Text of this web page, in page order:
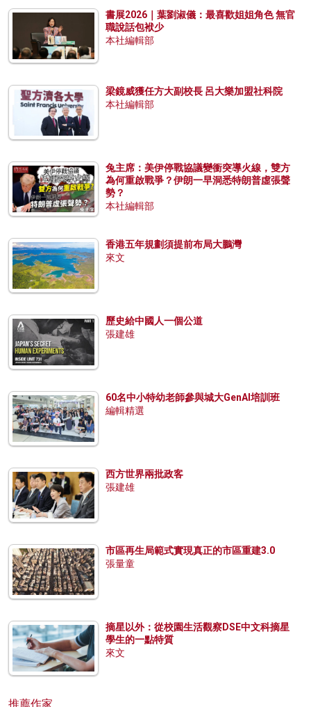
書展2026｜葉劉淑儀：最喜歡姐姐角色 無官
職說話包袱少
本社編輯部
梁鏡威獲任方大副校長 呂大樂加盟社科院
本社編輯部
兔主席：美伊停戰協議變衝突導火線，雙方
為何重啟戰爭？伊朗一早洞悉特朗普虛張聲
勢？
本社編輯部
香港五年規劃須提前布局大鵬灣
來文
歷史給中國人一個公道
張建雄
60名中小特幼老師參與城大GenAI培訓班
編輯精選
西方世界兩批政客
張建雄
市區再生局範式實現真正的市區重建3.0
張量童
摘星以外：從校園生活觀察DSE中文科摘星
學生的一點特質
來文
推薦作家